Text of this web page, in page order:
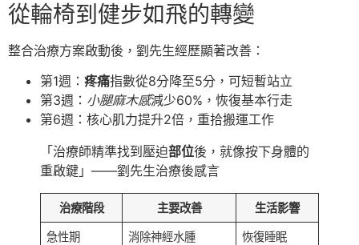
從輪椅到健步如飛的轉變
整合治療方案啟動後，劉先生經歷顯著改善：
第1週： 疼痛指數從8分降至5分，可短暫站立
第3週： 小腿麻木感減少60%，恢復基本行走
第6週：核心肌力提升2倍，重拾搬運工作
「治療師精準找到壓迫部位後，就像按下身體的
重啟鍵」——劉先生治療後感言
治療階段 主要改善 生活影響
急性期 消除神經水腫 恢復睡眠